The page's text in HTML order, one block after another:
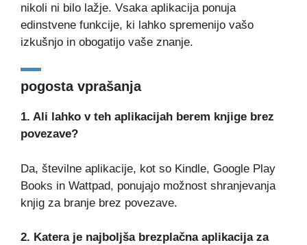
nikoli ni bilo lažje. Vsaka aplikacija ponuja
edinstvene funkcije, ki lahko spremenijo vašo
izkušnjo in obogatijo vaše znanje.
pogosta vprašanja
1. Ali lahko v teh aplikacijah berem knjige brez
povezave?
Da, številne aplikacije, kot so Kindle, Google Play
Books in Wattpad, ponujajo možnost shranjevanja
knjig za branje brez povezave.
2. Katera je najboljša brezplačna aplikacija za